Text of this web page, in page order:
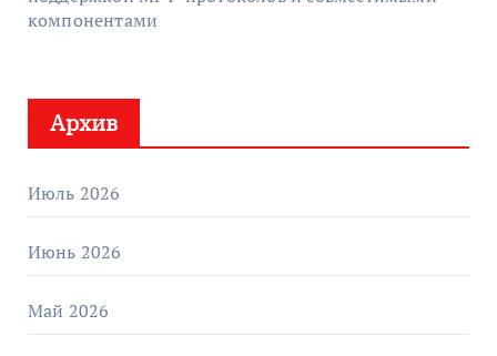
компонентами
Архив
Июль 2026
Июнь 2026
Май 2026